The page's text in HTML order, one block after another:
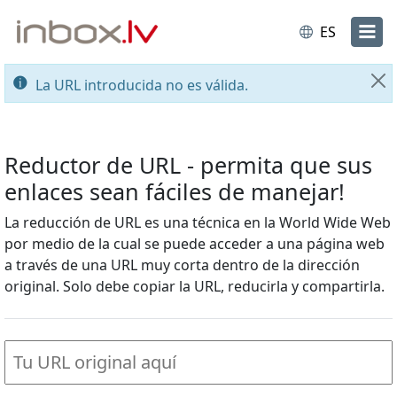
ES
La URL introducida no es válida.
Reductor de URL - permita que sus
enlaces sean fáciles de manejar!
La reducción de URL es una técnica en la World Wide Web
por medio de la cual se puede acceder a una página web
a través de una URL muy corta dentro de la dirección
original. Solo debe copiar la URL, reducirla y compartirla.